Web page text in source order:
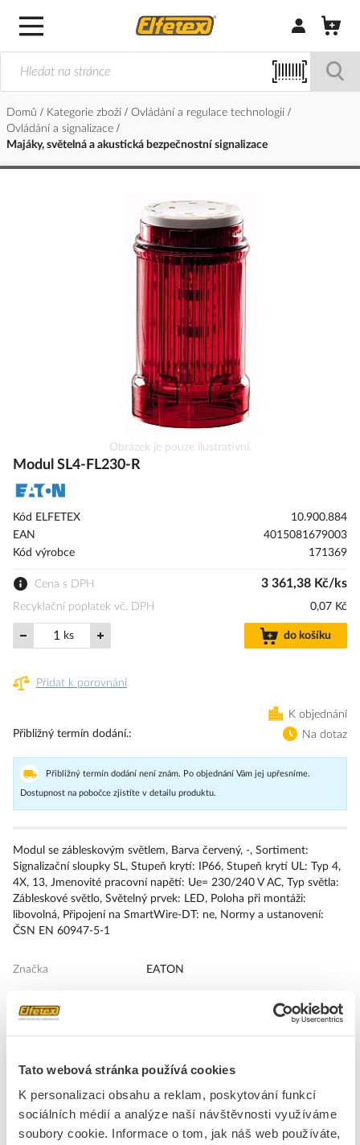
Tato webová stránka používá cookies
K personalizaci obsahu a reklam, poskytování funkcí
sociálních médií a analýze naší návštěvnosti využíváme
soubory cookie. Informace o tom, jak náš web používáte,
Přihlásit/
Domů Kategorie zboží
Ovládání a regulace technologií
Ovládání a signalizace
Majáky, světelná a akustická bezpečnostní signalizace
na
galerie
s
Obrázek je pouze ilustrativní.
Modul SL4-FL230-R
Kód ELFETEX
10.900.884
EAN
4015081679003
Kód výrobce
171369
Cena s DPH 3 361,38 Kč/ks
Recyklační poplatek vč. DPH 0,07 Kč
ks do košíku
Přidat k porovnání
K objednání
Přibližný termín dodání.
Na dotaz
Přibližný termín dodání není znám. Po objednání Vám jej upřesníme.
Dostupnost na pobočce zjistíte v detailu produktu.
Modul se zábleskovým světlem, Barva červený, -, Sortiment:
Signalizační sloupky SL, Stupeň krytí: IP66, Stupeň krytí UL: Typ 4,
4X, 13, Jmenovité pracovní napětí: Ue= 230/240 V AC, Typ světla:
Zábleskové světlo, Světelný prvek: LED, Poloha při montáži:
libovolná, Připojení na SmartWire-DT: ne, Normy a ustanovení:
ČSN EN 60947-5-1
Značka EATON
Optické moduly pro signální sloupky
Vnější průměr
43 mm
Barva těla
Černá
Druh napětí
AC